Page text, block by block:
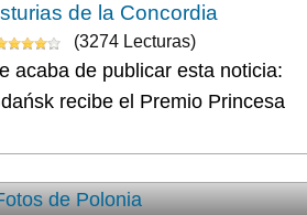
de la Concordia
(3274 Lecturas)
acaba de publicar esta noticia:
recibe el Premio Princesa
de Polonia